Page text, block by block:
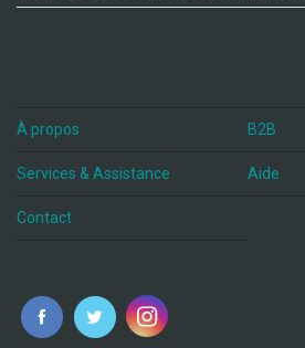
À propos B2B
Services & Assistance Aide
Contact
fr